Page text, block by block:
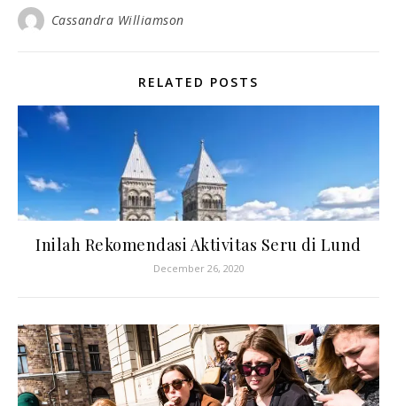
Cassandra Williamson
RELATED POSTS
Inilah Rekomendasi Aktivitas Seru di Lund
December 26, 2020